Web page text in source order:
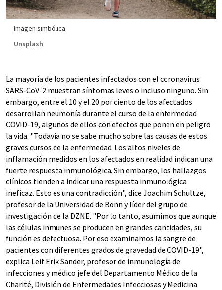
Imagen simbólica
Unsplash
La mayoría de los pacientes infectados con el coronavirus
SARS-CoV-2 muestran síntomas leves o incluso ninguno. Sin
embargo, entre el 10 y el 20 por ciento de los afectados
desarrollan neumonía durante el curso de la enfermedad
COVID-19, algunos de ellos con efectos que ponen en peligro
la vida. "Todavía no se sabe mucho sobre las causas de estos
graves cursos de la enfermedad. Los altos niveles de
inflamación medidos en los afectados en realidad indican una
fuerte respuesta inmunológica. Sin embargo, los hallazgos
clínicos tienden a indicar una respuesta inmunológica
ineficaz. Esto es una contradicción", dice Joachim Schultze,
profesor de la Universidad de Bonn y líder del grupo de
investigación de la DZNE. "Por lo tanto, asumimos que aunque
las células inmunes se producen en grandes cantidades, su
función es defectuosa. Por eso examinamos la sangre de
pacientes con diferentes grados de gravedad de COVID-19",
explica Leif Erik Sander, profesor de inmunología de
infecciones y médico jefe del Departamento Médico de la
Charité, División de Enfermedades Infecciosas y Medicina